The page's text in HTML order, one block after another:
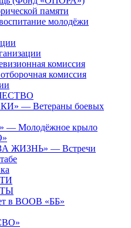
памяти
молодёжи
комиссия
комиссия
— Ветераны боевых
Молодёжное крыло
ЖИЗНЬ» — Встречи
в ВООВ «ББ»